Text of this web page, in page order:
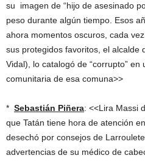
su imagen de “hijo de asesinado
peso durante algún tiempo. Esos
ahora momentos oscuros, cada
sus protegidos favoritos, el alcalde
Vidal), lo catalogó de “corrupto”
comunitaria de esa comuna>>
* Sebastián Piñera: <<Lira Massi
que Tatán tiene hora de atención
desechó por consejos de
advertencias de su médico de